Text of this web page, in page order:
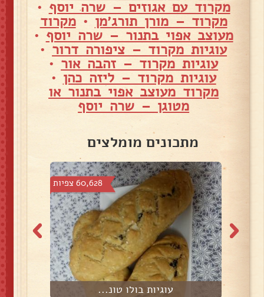
מקרוד עם אגוזים – שרה יוסף •
מקרוד – מורן תורג׳מן •מקרוד
מעוצב אפוי בתנור – שרה יוסף •
עוגיות מקרוד – ציפורה דרור •
עוגיות מקרוד – זהבה אור •
עוגיות מקרוד – ליזה כהן •
מקרוד מעוצב אפוי בתנור או
מטוגן – שרה יוסף
מתכונים מומלצים
60,628 צפיות
עוגיות בולו טונ...